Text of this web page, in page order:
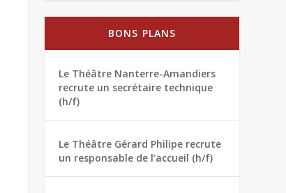
BONS PLANS
Le Théâtre Nanterre-Amandiers
recrute un secrétaire technique
(h/f)
Le Théâtre Gérard Philipe recrute
un responsable de l’accueil (h/f)